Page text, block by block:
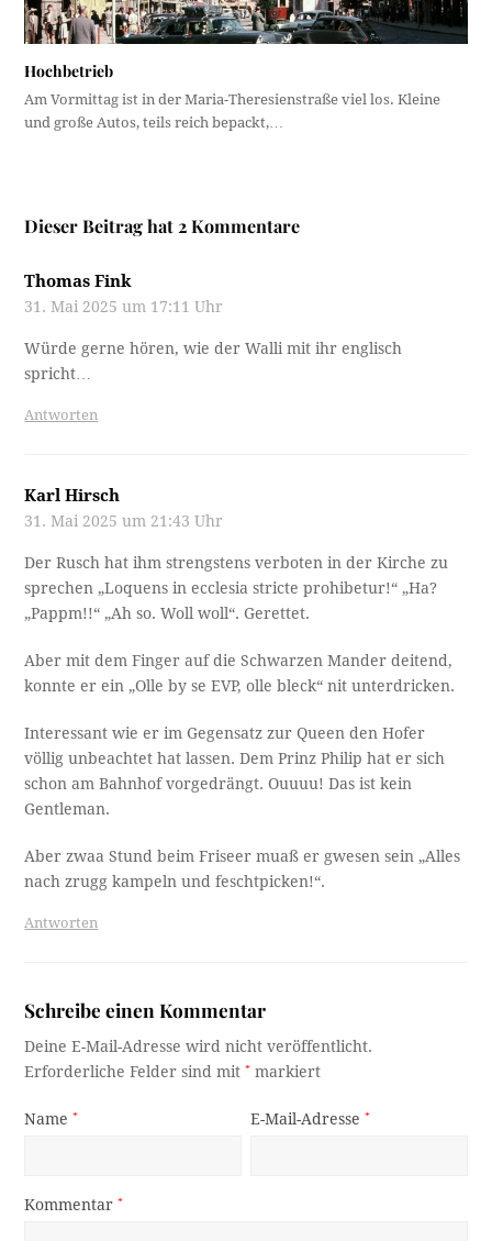
Hochbetrieb
Am Vormittag ist in der Maria-Theresienstraße viel los. Kleine
und große Autos, teils reich bepackt,…
Dieser Beitrag hat 2 Kommentare
Thomas Fink
31. Mai 2025 um 17:11 Uhr
Würde gerne hören, wie der Walli mit ihr englisch
spricht…
Antworten
Karl Hirsch
31. Mai 2025 um 21:43 Uhr
Der Rusch hat ihm strengstens verboten in der Kirche zu
sprechen „Loquens in ecclesia stricte prohibetur!“ „Ha?
„Pappm!!“ „Ah so. Woll woll“. Gerettet.
Aber mit dem Finger auf die Schwarzen Mander deitend,
konnte er ein „Olle by se EVP, olle bleck“ nit unterdricken.
Interessant wie er im Gegensatz zur Queen den Hofer
völlig unbeachtet hat lassen. Dem Prinz Philip hat er sich
schon am Bahnhof vorgedrängt. Ouuuu! Das ist kein
Gentleman.
Aber zwaa Stund beim Friseer muaß er gwesen sein „Alles
nach zrugg kampeln und feschtpicken!“.
Antworten
Schreibe einen Kommentar
Deine E-Mail-Adresse wird nicht veröffentlicht.
Erforderliche Felder sind mit* markiert
Name* E-Mail-Adresse*
Kommentar*